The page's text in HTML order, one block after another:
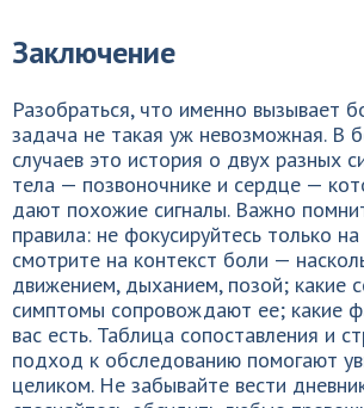
Заключение
Разобраться, что именно вызывает
задача не такая уж невозможная. В
случаев это история о двух разных
тела — позвоночнике и сердце —
дают похожие сигналы. Важно
правила: не фокусируйтесь только
смотрите на контекст боли —
движением, дыханием, позой; какие
симптомы сопровождают ее; какие
вас есть. Таблица сопоставления и
подход к обследованию помогают
целиком. Не забывайте вести